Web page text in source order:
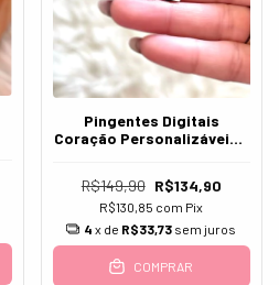
Pingentes Digitais
Coração Personalizáveis -
R$149,90 R$134,90
R$130,85 com Pix
4 x de R$33,73 sem juros
COMPRAR